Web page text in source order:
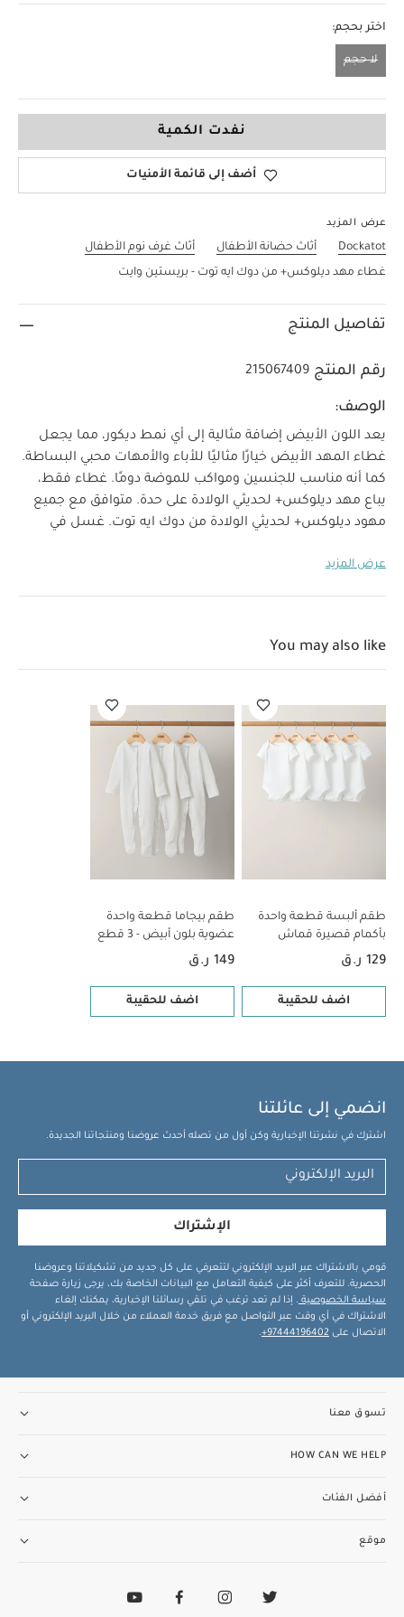
اختر بحجم:
لا حجم
نفدت الكمية
أضف إلى قائمة الأمنيات
عرض المزيد
Dockatot أثاث حضانة الأطفال
أثاث غرف نوم الأطفال
غطاء مهد ديلوكس+ من دوك ايه توت - بريستين وايت
تفاصيل المنتج
رقم المنتج 215067409
الوصف:
يعد اللون الأبيض إضافة مثالية إلى أي نمط ديكور، مما يجعل
غطاء المهد الأبيض خيارًا مثاليًا للأباء والأمهات محبي البساطة.
كما أنه مناسب للجنسين ومواكب للموضة دومًا. غطاء فقط،
يباع مهد ديلوكس+ لحديثي الولادة على حدة. متوافق مع جميع
مهود ديلوكس+ لحديثي الولادة من دوك ايه توت. غسل في
لحديثي الولادة من دوك ايه توت
قطنمواصفات المنتج:
بأكمام قصيرة قماش عضوي بلون أبيض - 5 قطع
طقم بيجاما قطعة
واحدة عضوية بلون أبيض - 3 قطع
عرض المزيد
You may also like
طقم ألبسة قطعة واحدة
بأكمام قصيرة قماش
عضوي بلون أبيض - 5 قطع
129 ر.ق
اضف للحقيبة
طقم بيجاما قطعة واحدة
عضوية بلون أبيض - 3 قطع
149 ر.ق
اضف للحقيبة
انضمي إلى عائلتنا
اشترك في نشرتنا الإخبارية وكن أول من تصله أحدث عروضنا ومنتجاتنا الجديدة.
الإشتراك
قومي بالاشتراك عبر البريد الإلكتروني لتتعرفي على كل جديد من تشكيلاتنا وعروضنا
الحصرية. للتعرف أكثر على كيفية التعامل مع البيانات الخاصة بك، يرجى زيارة صفحة
سياسة الخصوصية . إذا لم تعد ترغب في تلقي رسائلنا الإخبارية، يمكنك إلغاء
الاشتراك في أي وقت عبر التواصل مع فريق خدمة العملاء من خلال البريد الإلكتروني أو
الاتصال على 97444196402+
.
تسوق معنا
HOW CAN WE HELP
أفضل الفئات
موقع